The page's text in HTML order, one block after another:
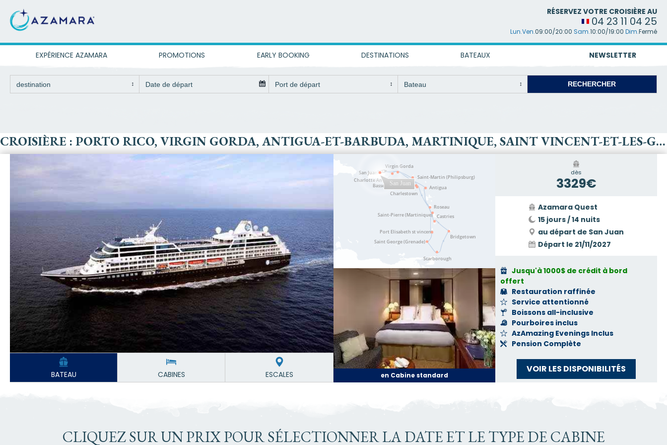
RÉSERVEZ VOTRE CROISIÈRE AU
04 23 11 04 25
Lun.Ven.09:00/20:00 Sam.10:00/19:00 Dim.Fermé
EXPÉRIENCE AZAMARA PROMOTIONS EARLY BOOKING DESTINATIONS BATEAUX NEWSLETTER
CROISIÈRE : PORTO RICO, VIRGIN GORDA, ANTIGUA-ET-BARBUDA, MARTINIQUE, SAINT VINCENT-ET-LES-GRENADINES, GRENADE, TRINITÉ-ET-TOBAGO, BARBADE, SAINTE-LUCIE, DOMINIQUE, SAINT-MARTIN, ÉTATS-UNIS
BATEAU CABINES ESCALES en Cabine standard
dès
3329€
Azamara Quest
15 jours / 14 nuits
au départ de San Juan
Départ le 21/11/2027
Jusqu'à 1000$ de crédit à bord
offert
Restauration raffinée
Service attentionné
Boissons all-inclusive
Pourboires inclus
AzAmazing Evenings Inclus
Pension Complète
VOIR LES DISPONIBILITÉS
CLIQUEZ SUR UN PRIX POUR SÉLECTIONNER LA DATE ET LE TYPE DE CABINE